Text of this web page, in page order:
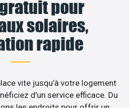
pour
solaires,
rapide
vite jusqu’à votre logement
d’un service efficace. Du